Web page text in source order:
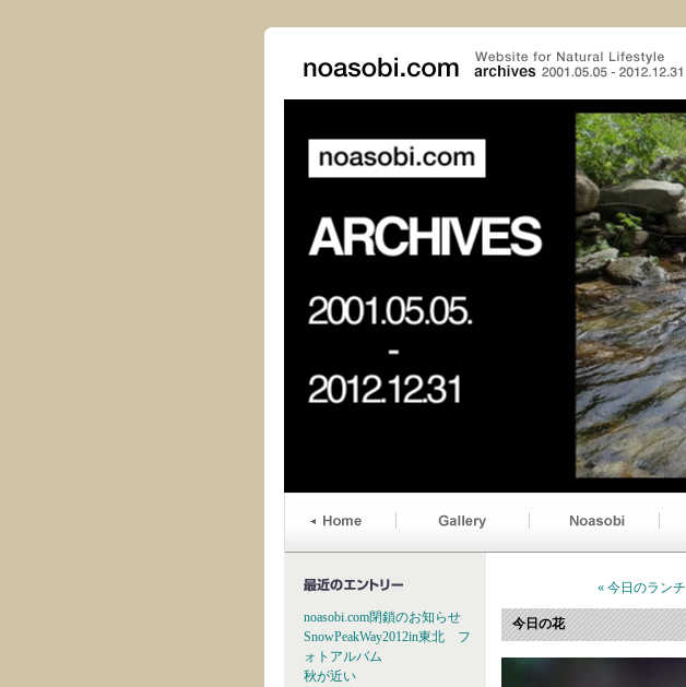
noasobi.com閉鎖のお知らせ
SnowPeakWay2012in東北 フ
ォトアルバム
秋が近い
« 今日のランチ
今日の花